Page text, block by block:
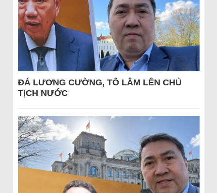
ĐÁ LƯƠNG CƯỜNG, TÔ LÂM LÊN CHỦ
TỊCH NƯỚC